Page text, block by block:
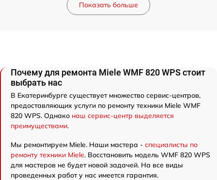
Показать больше
Почему для ремонта Miele WMF 820 WPS стоит
выбрать нас
В Екатеринбурге существует множество сервис-центров,
предоставляющих услуги по ремонту техники Miele WMF
820 WPS. Однако наш сервис-центр выделяется
преимуществами.
Мы ремонтируем Miele. Наши мастера - специалисты по
ремонту техники Miele. Восстановить модель WMF 820 WPS
для мастеров не будет новой задачей. На все виды
проведенных работ у нас имеется гарантия.